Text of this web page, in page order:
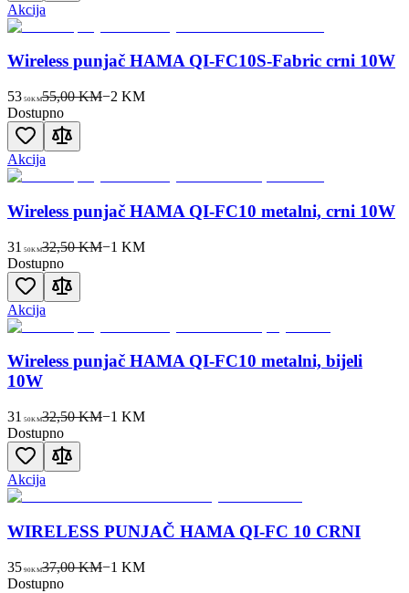
Akcija
Wireless punjač HAMA QI-FC10S-Fabric crni 10W
53 50KM55,00 KM−2 KM
Dostupno
Akcija
Wireless punjač HAMA QI-FC10 metalni, crni 10W
31 50KM32,50 KM−1 KM
Dostupno
Akcija
Wireless punjač HAMA QI-FC10 metalni, bijeli
10W
31 50KM32,50 KM−1 KM
Dostupno
Akcija
WIRELESS PUNJAČ HAMA QI-FC 10 CRNI
35 90KM37,00 KM−1 KM
Dostupno